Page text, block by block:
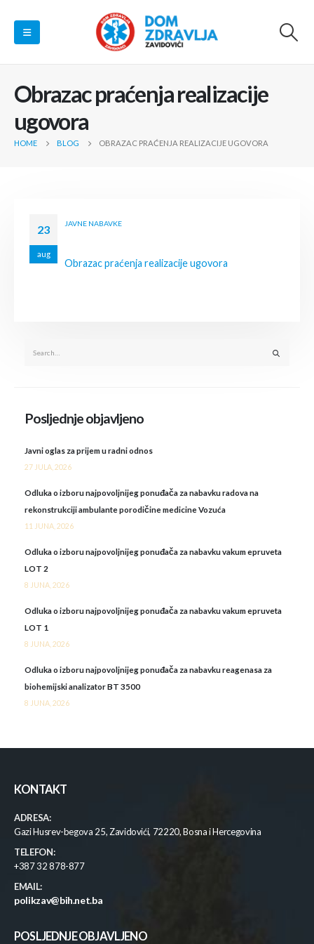
Obrazac praćenja realizacije
ugovora
HOME BLOG OBRAZAC PRAĆENJA REALIZACIJE UGOVORA
23
aug
JAVNE NABAVKE
Obrazac praćenja realizacije ugovora
Posljednje objavljeno
Javni oglas za prijem u radni odnos
27 JULA, 2026
Odluka o izboru najpovoljnijeg ponuđača za nabavku radova na
rekonstrukciji ambulante porodičine medicine Vozuća
11 JUNA, 2026
Odluka o izboru najpovoljnijeg ponuđača za nabavku vakum epruveta
LOT 2
8 JUNA, 2026
Odluka o izboru najpovoljnijeg ponuđača za nabavku vakum epruveta
LOT 1
8 JUNA, 2026
Odluka o izboru najpovoljnijeg ponuđača za nabavku reagenasa za
biohemijski analizator BT 3500
8 JUNA, 2026
KONTAKT
ADRESA:
Gazi Husrev-begova 25, Zavidovići, 72220, Bosna i Hercegovina
TELEFON:
+387 32 878-877
EMAIL:
polikzav@bih.net.ba
POSLJEDNJE OBJAVLJENO